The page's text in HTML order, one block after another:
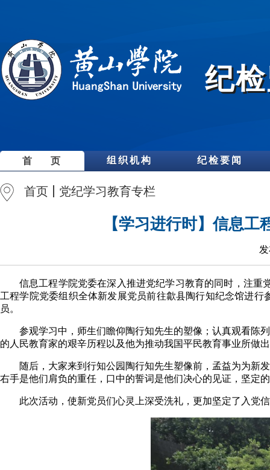
纪
首 页 组织机构 纪检要闻
首页 党纪学习教育专栏
【学习进行时】信息
信息工程学院党委在深入推进党纪学习教育的同时，注重
工程学院党委组织全体新发展党员前往歙县陶行知纪念馆进
员。
参观学习中，师生们瞻仰陶行知先生的塑像；认真观看陈
的人民教育家的艰辛历程以及他为推动我国平民教育事业所做
随后，大家来到行知公园陶行知先生塑像前，孟益为为新
右手是他们肩负的重任，口中的誓词是他们决心的见证，坚定
此次活动，使新党员们心灵上深受洗礼，更加坚定了入党